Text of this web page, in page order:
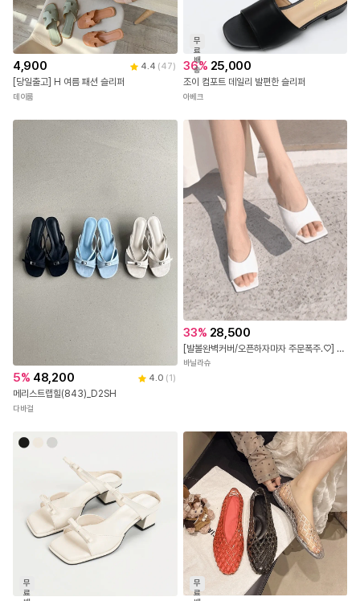
4,900 4.4 (47)
[당일출고] H 여름 패션 슬리퍼
데이룸
무
료
배
송
36% 25,000
조이 컴포트 데일리 발편한 슬리퍼
아베크
5% 48,200 4.0 (1 )
메리스트랩힐(843)_D2SH
다바걸
33% 28,500
[발볼완벽커버/오픈하자마자 주문폭주.♡] 라뮤즈 와이드탑 U라인 유니크 코팅힐 뮬샌들(7cm)
바닐라슈
무
료
무
료